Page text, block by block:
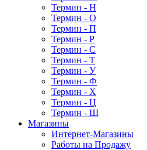
Термин - Н
Термин - О
Термин - П
Термин - Р
Термин - С
Термин - Т
Термин - У
Термин - Ф
Термин - Х
Термин - Ц
Термин - Ш
Магазины
Интернет-Магазины
Работы на Продажу